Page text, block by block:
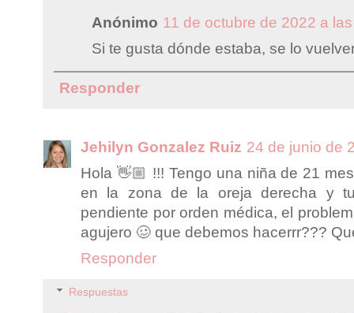
Anónimo 11 de octubre de 2022 a
Si te gusta dónde estaba, se lo
Responder
Jehilyn Gonzalez Ruiz 24 de junio de
Hola 👋🏼 !!! Tengo una niña de 21
en la zona de la oreja derecha y
pendiente por orden médica, el
agujero 🥴 que debemos hacerrr???
Responder
Respuestas